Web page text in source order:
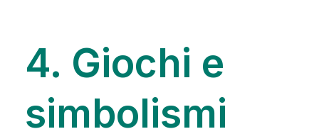
4. Giochi e
simbolismi